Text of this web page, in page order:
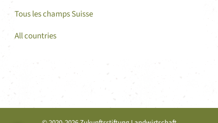
Tous les champs Suisse
All countries